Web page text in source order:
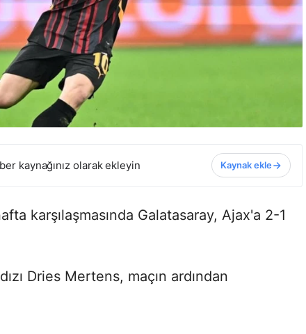
kaynağınız olarak ekleyin Kaynak ekle
karşılaşmasında Galatasaray, Ajax'a 2-1
Dries Mertens, maçın ardından